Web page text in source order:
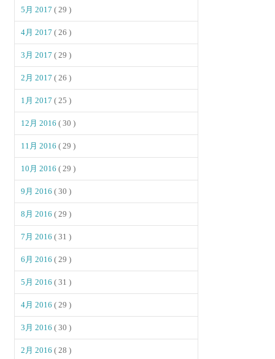
5月 2017( 29 )
4月 2017( 26 )
3月 2017( 29 )
2月 2017( 26 )
1月 2017( 25 )
12月 2016( 30 )
11月 2016( 29 )
10月 2016( 29 )
9月 2016( 30 )
8月 2016( 29 )
7月 2016( 31 )
6月 2016( 29 )
5月 2016( 31 )
4月 2016( 29 )
3月 2016( 30 )
2月 2016( 28 )